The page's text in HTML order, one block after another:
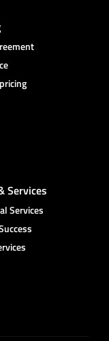
Services
Services